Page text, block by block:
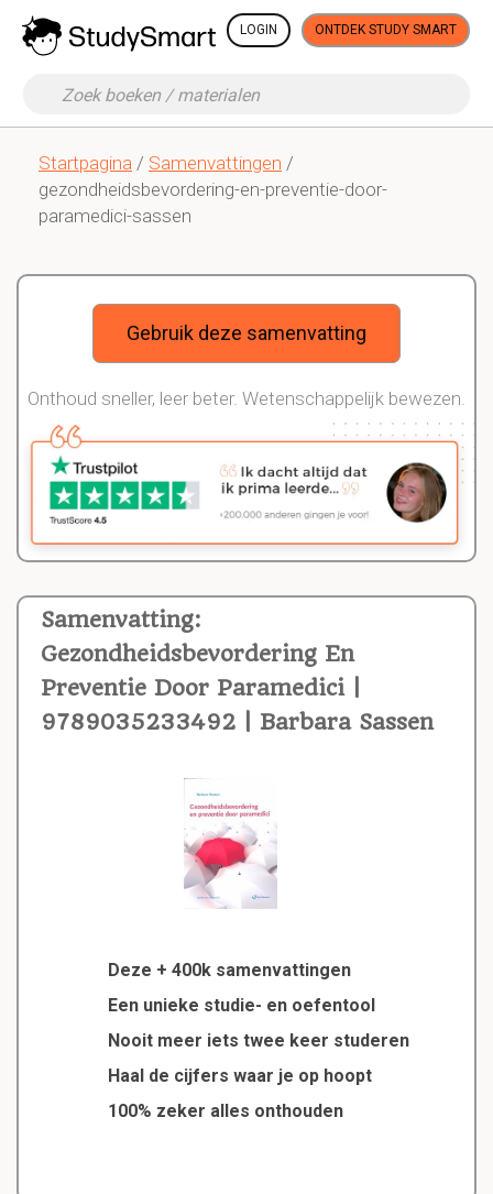
LOGIN ONTDEK STUDY SMART
Startpagina / Samenvattingen /
gezondheidsbevordering-en-preventie-door-
paramedici-sassen
Samenvatting:
Gezondheidsbevordering En
Preventie Door Paramedici |
9789035233492 | Barbara Sassen
Deze + 400k samenvattingen
Een unieke studie- en oefentool
Nooit meer iets twee keer studeren
Haal de cijfers waar je op hoopt
100% zeker alles onthouden
Gebruik deze samenvatting
Onthoud sneller, leer beter. Wetenschappelijk bewezen.